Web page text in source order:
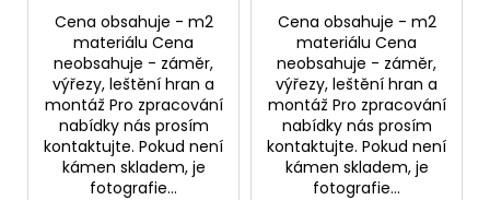
Cena obsahuje - m2
materiálu Cena
neobsahuje - záměr,
výřezy, leštění hran a
montáž Pro zpracování
nabídky nás prosím
kontaktujte. Pokud není
kámen skladem, je
fotografie...
Cena obsahuje - m2
materiálu Cena
neobsahuje - záměr,
výřezy, leštění hran a
montáž Pro zpracování
nabídky nás prosím
kontaktujte. Pokud není
kámen skladem, je
fotografie...